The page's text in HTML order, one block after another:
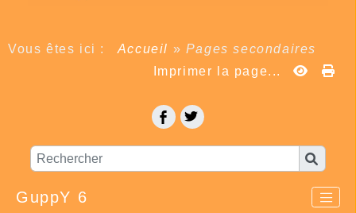
Vous êtes ici : Accueil » Pages secondaires
Imprimer la page...
GuppY 6